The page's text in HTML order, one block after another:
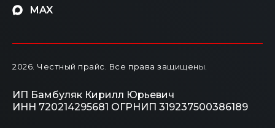
MAX
2026. Честный прайс. Все права защищены.
ИП Бамбуляк Кирилл Юрьевич
ИНН 720214295681 ОГРНИП 319237500386189